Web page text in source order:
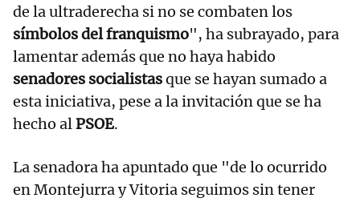
de la ultraderecha si no se combaten los
símbolos del franquismo", ha subrayado, para
lamentar además que no haya habido
senadores socialistasque se hayan sumado a
esta iniciativa, pese a la invitación que se ha
hecho alPSOE.
La senadora ha apuntado que "de lo ocurrido
en Montejurra y Vitoria seguimos sin tener